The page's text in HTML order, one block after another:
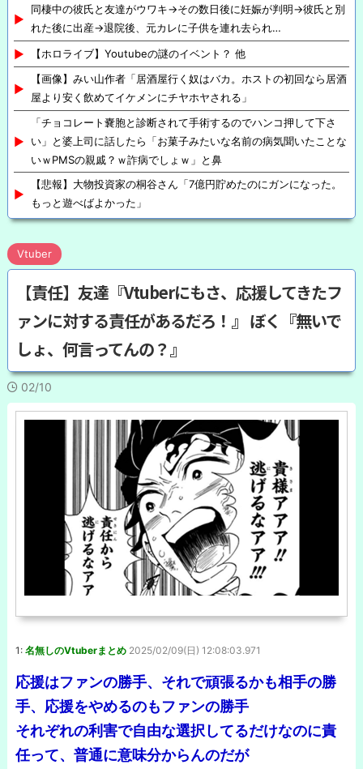
同棲中の彼氏と友達がウワキ→その数日後に妊娠が判明→彼氏と別
れた後に出産→退院後、元カレに子供を連れ去られ…
【ホロライブ】Youtubeの謎のイベント？ 他
【画像】みい山作者「居酒屋行く奴はバカ。ホストの初回なら居酒
屋より安く飲めてイケメンにチヤホヤされる」
「チョコレート嚢胞と診断されて手術するのでハンコ押して下さ
い」と婆上司に話したら「お菓子みたいな名前の病気聞いたことな
いｗPMSの親戚？ｗ詐病でしょｗ」と鼻
【悲報】大物投資家の桐谷さん「7億円貯めたのにガンになった。
もっと遊べばよかった」
Vtuber
【責任】友達『Vtuberにもさ、応援してきたフ
ァンに対する責任があるだろ！』 ぼく『無いで
しょ、何言ってんの？』
02/10
1: 名無しのVtuberまとめ 2025/02/09(日) 12:08:03.971
応援はファンの勝手、それで頑張るかも相手の勝
手、応援をやめるのもファンの勝手
それぞれの利害で自由な選択してるだけなのに責
任って、普通に意味分からんのだが